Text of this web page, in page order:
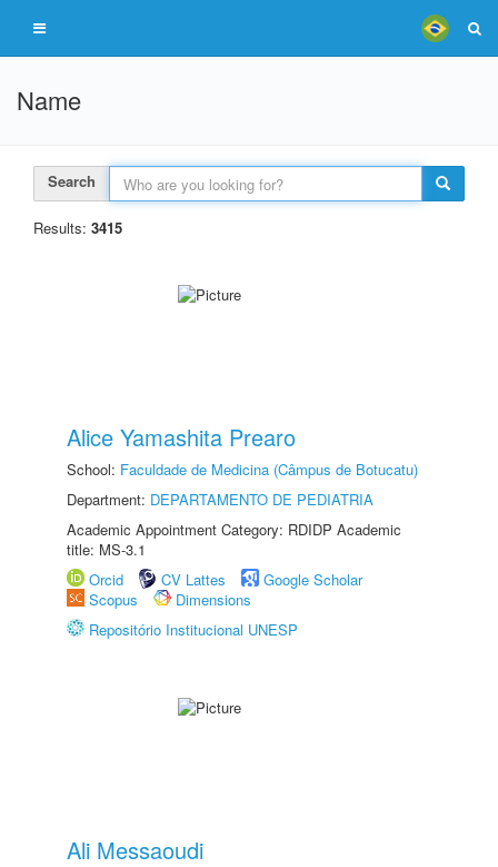
Name
Search
Results: 3415
Alice Yamashita Prearo
School: Faculdade de Medicina (Câmpus de Botucatu)
Department: DEPARTAMENTO DE PEDIATRIA
Academic Appointment Category: RDIDP Academic
title: MS-3.1
Orcid
CV Lattes
Google Scholar
Scopus
Dimensions
Repositório Institucional UNESP
Ali Messaoudi